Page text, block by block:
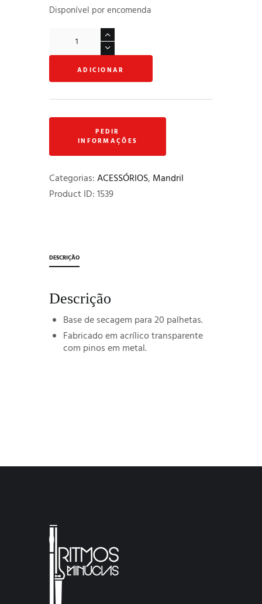
Disponível por encomenda
Quantidade
de
para
20
palhetas
ADICIONAR
Categorias:ACESSÓRIOS, Mandril
Product ID:1539
DESCRIÇÃO
Descrição
Base de secagem para 20 palhetas.
Fabricado em acrílico transparente
com pinos em metal.